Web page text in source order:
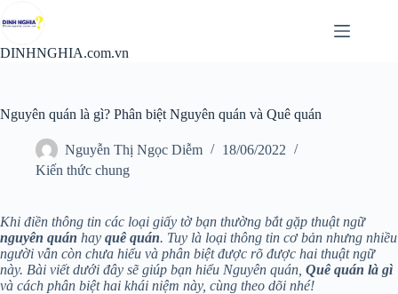
đến
nội
DINHNGHIA.com.vn
Nguyên quán là gì? Phân biệt Nguyên quán và Quê quán
Nguyễn Thị Ngọc Diễm
18/06/2022
Kiến thức chung
Khi điền thông tin các loại giấy tờ bạn thường bắt gặp thuật ngữ
nguyên quán hay quê quán. Tuy là loại thông tin cơ bản nhưng nhiều
người vẫn còn chưa hiểu và phân biệt được rõ được hai thuật ngữ
này. Bài viết dưới đây sẽ giúp bạn hiểu Nguyên quán, Quê quán là gì
và cách phân biệt hai khái niệm này, cùng theo dõi nhé!